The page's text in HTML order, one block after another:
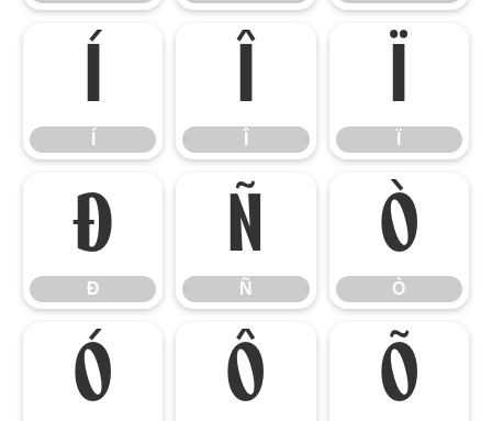
Í Î Ï
Ð
Ð
Ñ
Ñ
Ò
Ò
Ó Ô Õ